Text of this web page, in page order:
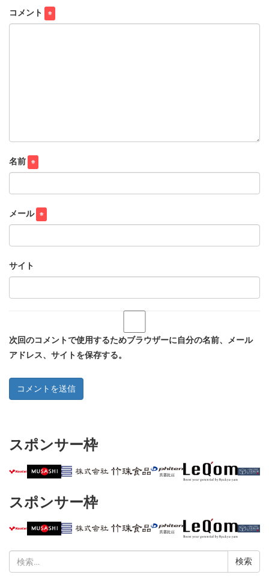
コメント ※
名前 ※
メール ※
サイト
次回のコメントで使用するためブラウザーに自分の名前、メール
アドレス、サイトを保存する。
スポンサー枠
スポンサー枠
索: